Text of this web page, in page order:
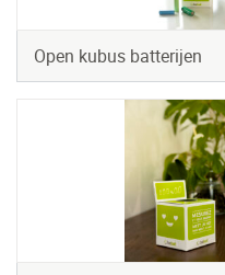
Open kubus batterijen